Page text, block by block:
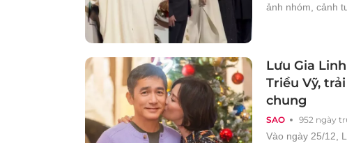
ảnh nhóm, cảnh
SAO 952 ngày
Lưu Gia
Triều Vỹ,
chung
Vào ngày 25/12,